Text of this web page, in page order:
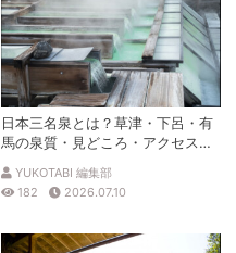
日本三名泉とは？草津・下呂・有
馬の泉質・見どころ・アクセスを
徹底解説
YUKOTABI 編集部
182
2026.07.10